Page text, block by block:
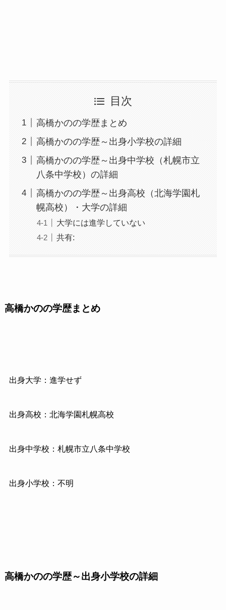
目次
高橋かのの学歴まとめ
高橋かのの学歴～出身小学校の詳細
高橋かのの学歴～出身中学校（札幌市立
八条中学校）の詳細
高橋かのの学歴～出身高校（北海学園札
幌高校）・大学の詳細
大学には進学していない
共有:
高橋かのの学歴まとめ
出身大学：進学せず
出身高校：北海学園札幌高校
出身中学校：札幌市立八条中学校
出身小学校：不明
高橋かのの学歴～出身小学校の詳細